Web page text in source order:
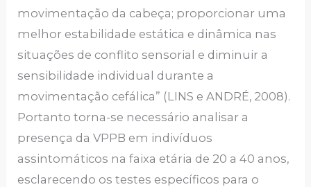
movimentação da cabeça; proporcionar uma
melhor estabilidade estática e dinâmica nas
situações de conflito sensorial e diminuir a
sensibilidade individual durante a
movimentação cefálica” (LINS e ANDRÉ, 2008).
Portanto torna-se necessário analisar a
presença da VPPB em indivíduos
assintomáticos na faixa etária de 20 a 40 anos,
esclarecendo os testes específicos para o